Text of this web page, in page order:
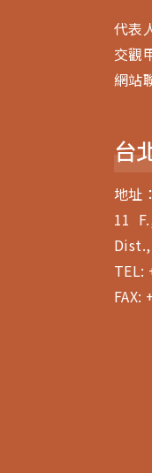
代表
交觀
網站
台
地址
11
TEL:
FAX: